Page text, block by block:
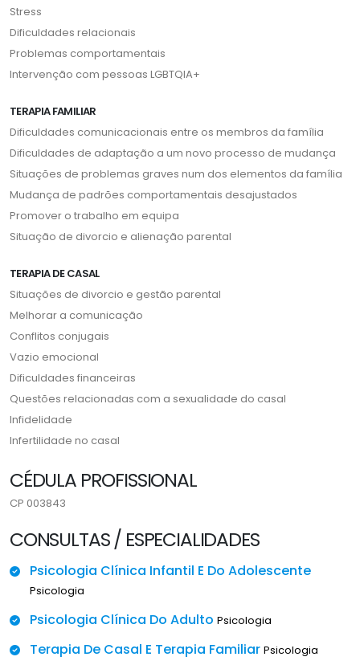
Stress
Dificuldades relacionais
Problemas comportamentais
Intervenção com pessoas LGBTQIA+
TERAPIA FAMILIAR
Dificuldades comunicacionais entre os membros da família
Dificuldades de adaptação a um novo processo de mudança
Situações de problemas graves num dos elementos da família
Mudança de padrões comportamentais desajustados
Promover o trabalho em equipa
Situação de divorcio e alienação parental
TERAPIA DE CASAL
Situações de divorcio e gestão parental
Melhorar a comunicação
Conflitos conjugais
Vazio emocional
Dificuldades financeiras
Questões relacionadas com a sexualidade do casal
Infidelidade
Infertilidade no casal
CÉDULA PROFISSIONAL
CP 003843
CONSULTAS / ESPECIALIDADES
Psicologia Clínica Infantil E Do Adolescente
Psicologia
Psicologia Clínica Do Adulto Psicologia
Terapia De Casal E Terapia Familiar Psicologia